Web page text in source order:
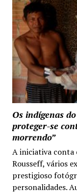
Os indígenas
proteger-se
morrendo”
A iniciativa conta
Rousseff, vários
prestigioso
personalidades.